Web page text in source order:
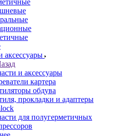
аксессуары
и аксессуары
картера
обдува
прокладки и адаптеры
для полугерметичных